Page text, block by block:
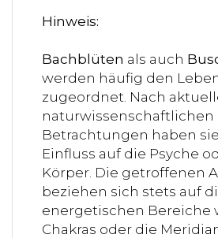
Hinweis:
Bachblüten als auch
werden häufig den
zugeordnet. Nach
naturwissenschaftlichen
Betrachtungen haben
Einfluss auf die Psyche
Körper. Die getroffenen
beziehen sich stets auf
energetischen Bereiche
Chakras oder die